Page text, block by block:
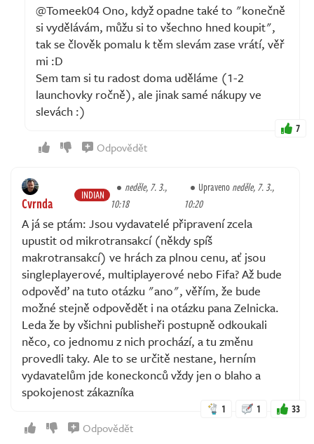
@Tomeek04 Ono, když opadne také to "konečně
si vydělávám, můžu si to všechno hned koupit",
tak se člověk pomalu k těm slevám zase vrátí, věř
mi :D
Sem tam si tu radost doma uděláme (1-2
launchovky ročně), ale jinak samé nákupy ve
slevách :)
7
Odpovědět
Cvrnda INDIAN
neděle, 7. 3.,
10:18
Upravenoneděle, 7. 3.,
10:20
A já se ptám: Jsou vydavatelé připravení zcela
upustit od mikrotransakcí (někdy spíš
makrotransakcí) ve hrách za plnou cenu, ať jsou
singleplayerové, multiplayerové nebo Fifa? Až bude
odpověď na tuto otázku "ano", věřím, že bude
možné stejně odpovědět i na otázku pana Zelnicka.
Leda že by všichni publisheři postupně odkoukali
něco, co jednomu z nich prochází, a tu změnu
provedli taky. Ale to se určitě nestane, herním
vydavatelům jde koneckonců vždy jen o blaho a
spokojenost zákazníka
1 1 33
Odpovědět